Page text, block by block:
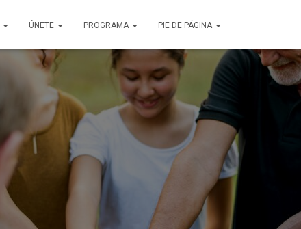
ÚNETE PROGRAMA PIE DE PÁGINA